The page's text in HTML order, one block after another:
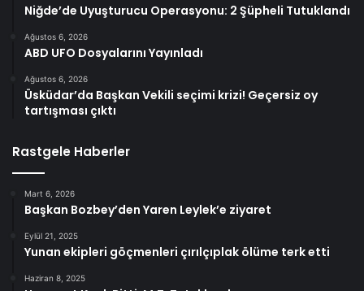
Niğde’de Uyuşturucu Operasyonu: 2 Şüpheli Tutuklandı
Ağustos 6, 2026
ABD UFO Dosyalarını Yayınladı
Ağustos 6, 2026
Üsküdar’da Başkan Vekili seçimi krizi! Geçersiz oy
tartışması çıktı
Rastgele Haberler
Mart 6, 2026
Başkan Bozbey’den Yaren Leylek’e ziyaret
Eylül 21, 2025
Yunan ekipleri göçmenleri çırılçıplak ölüme terk etti
Haziran 8, 2025